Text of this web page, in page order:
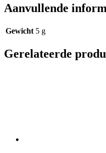
Aanvullende
Gewicht 5 g
Gerelateerde